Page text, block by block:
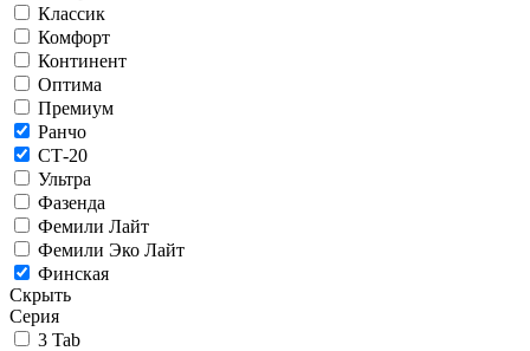
Классик
Комфорт
Континент
Оптима
Премиум
Ранчо
СТ-20
Ультра
Фазенда
Фемили Лайт
Фемили Эко Лайт
Финская
Скрыть
Серия
3 Tab